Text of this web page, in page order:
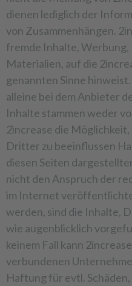
dienen lediglich der
von Zusammenhängen.
fremde Inhalte,
Materialien, auf die
genannten Sinne
alleine bei dem Anbieter
Inhalte stammen weder
2increase die
Dritter zu beeinflussen
diesen Seiten
nicht den Anspruch der
im Internet
werden, sind die Inhalte,
wie augenblicklich
keinem Fall kann
verbundenen
Haftung für evtl.